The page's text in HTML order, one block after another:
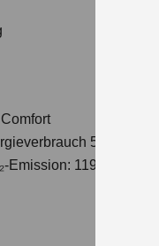
5,3
Emission: 119 g/km;